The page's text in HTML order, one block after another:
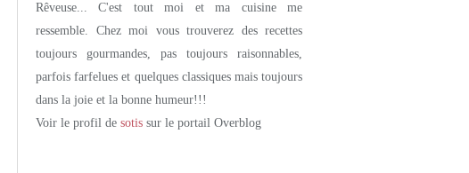
Rêveuse... C'est tout moi et ma cuisine me
ressemble. Chez moi vous trouverez des recettes
toujours gourmandes, pas toujours raisonnables,
parfois farfelues et quelques classiques mais toujours
dans la joie et la bonne humeur!!!
Voir le profil de sotis sur le portail Overblog